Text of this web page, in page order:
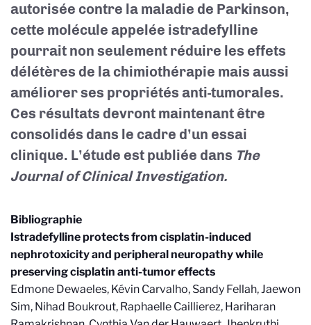
autorisée contre la maladie de Parkinson,
cette molécule appelée istradefylline
pourrait non seulement réduire les effets
délétères de la chimiothérapie mais aussi
améliorer ses propriétés anti-tumorales.
Ces résultats devront maintenant être
consolidés dans le cadre d’un essai
clinique. L’étude est publiée dans The
Journal of Clinical Investigation.
Bibliographie
Istradefylline protects from cisplatin-induced
nephrotoxicity and peripheral neuropathy while
preserving cisplatin anti-tumor effects
Edmone Dewaeles, Kévin Carvalho, Sandy Fellah, Jaewon
Sim, Nihad Boukrout, Raphaelle Caillierez, Hariharan